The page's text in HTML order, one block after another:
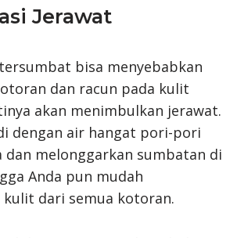
Jerawat
bisa menyebabkan
dan racun pada kulit
akan menimbulkan jerawat.
dengan air hangat pori-pori
dan melonggarkan sumbatan di
Anda pun mudah
dari semua kotoran.